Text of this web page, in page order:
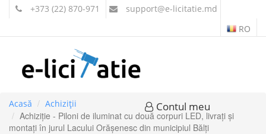
+373 (22) 870-971 support@e-licitatie.md
RO
Contul meu
Acasă Achiziții
Achiziție - Piloni de iluminat cu două corpuri LED, livrați și
montați în jurul Lacului Orășenesc din municipiul Bălți